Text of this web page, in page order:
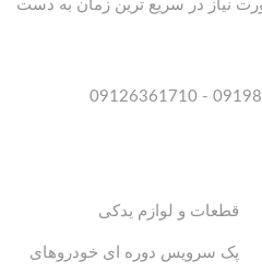
نیاز در سریع ترین زمان به دست
قطعات و لوازم یدکی
پک سرویس دوره ای خودروهای